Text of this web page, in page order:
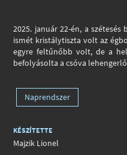
2025. január 22-én, a
ismét kristálytiszta volt az
egyre feltűnőbb volt, de a
befolyásolta a csóva
Naprendszer
KÉSZÍTETTE
Majzik Lionel